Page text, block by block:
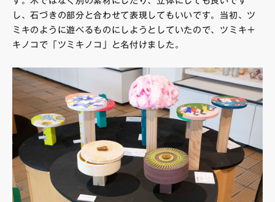
し、石づきの部分と合わせて表現してもいいです。当初、ツ
ミキのように遊べるものにしようとしていたので、ツミキ＋
キノコで「ツミキノコ」と名付けました。